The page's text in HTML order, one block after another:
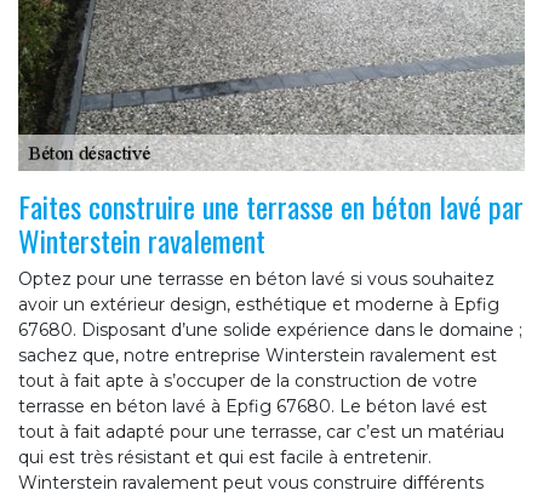
Faites construire une terrasse en béton lavé par
Winterstein ravalement
Optez pour une terrasse en béton lavé si vous souhaitez
avoir un extérieur design, esthétique et moderne à Epfig
67680. Disposant d’une solide expérience dans le domaine ;
sachez que, notre entreprise Winterstein ravalement est
tout à fait apte à s’occuper de la construction de votre
terrasse en béton lavé à Epfig 67680. Le béton lavé est
tout à fait adapté pour une terrasse, car c’est un matériau
qui est très résistant et qui est facile à entretenir.
Winterstein ravalement peut vous construire différents